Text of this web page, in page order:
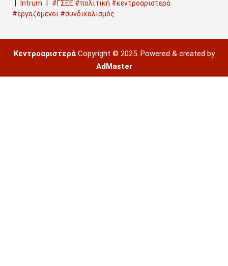
Intrum
#ΓΣΕΕ #πολιτική #κεντροαριστερά
#εργαζόμενοι #συνδικαλισμός
ΚεντροαριστεράCopyright © 2025. Powered & created by
AdMaster